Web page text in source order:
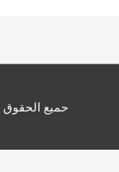
حميع الحقوق